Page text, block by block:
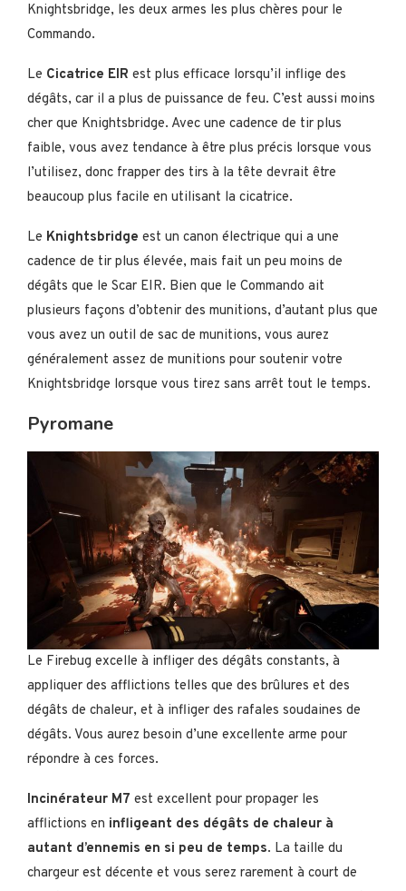
Knightsbridge, les deux armes les plus chères pour le
Commando.
Le Cicatrice EIR est plus efficace lorsqu’il inflige des
dégâts, car il a plus de puissance de feu. C’est aussi moins
cher que Knightsbridge. Avec une cadence de tir plus
faible, vous avez tendance à être plus précis lorsque vous
l’utilisez, donc frapper des tirs à la tête devrait être
beaucoup plus facile en utilisant la cicatrice.
Le Knightsbridge est un canon électrique qui a une
cadence de tir plus élevée, mais fait un peu moins de
dégâts que le Scar EIR. Bien que le Commando ait
plusieurs façons d’obtenir des munitions, d’autant plus que
vous avez un outil de sac de munitions, vous aurez
généralement assez de munitions pour soutenir votre
Knightsbridge lorsque vous tirez sans arrêt tout le temps.
Pyromane
Le Firebug excelle à infliger des dégâts constants, à
appliquer des afflictions telles que des brûlures et des
dégâts de chaleur, et à infliger des rafales soudaines de
dégâts. Vous aurez besoin d’une excellente arme pour
répondre à ces forces.
Incinérateur M7 est excellent pour propager les
afflictions en infligeant des dégâts de chaleur à
autant d’ennemis en si peu de temps. La taille du
chargeur est décente et vous serez rarement à court de